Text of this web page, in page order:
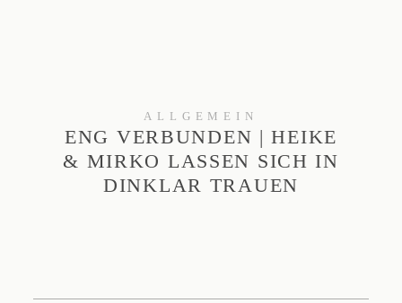
ALLGEMEIN
ENG VERBUNDEN | HEIKE
& MIRKO LASSEN SICH IN
DINKLAR TRAUEN